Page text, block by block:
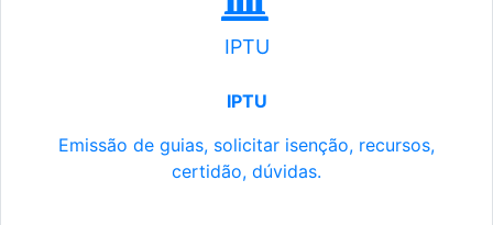
IPTU
IPTU
Emissão de guias, solicitar isenção, recursos,
certidão, dúvidas.